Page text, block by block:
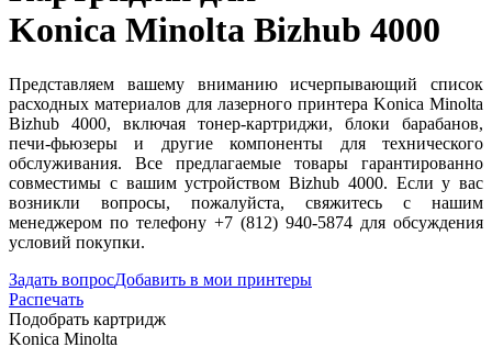
Konica Minolta Bizhub 4000
Представляем вашему вниманию исчерпывающий список
расходных материалов для лазерного принтера Konica Minolta
Bizhub 4000, включая тонер-картриджи, блоки барабанов,
печи-фьюзеры и другие компоненты для технического
обслуживания. Все предлагаемые товары гарантированно
совместимы с вашим устройством Bizhub 4000. Если у вас
возникли вопросы, пожалуйста, свяжитесь с нашим
менеджером по телефону +7 (812) 940-5874 для обсуждения
условий покупки.
Задать вопросДобавить в мои принтеры
Распечать
Подобрать картридж
Konica Minolta